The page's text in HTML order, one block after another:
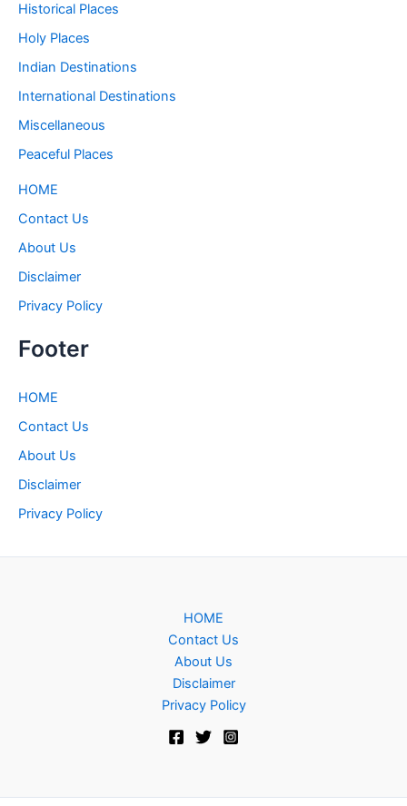
Historical Places
Holy Places
Indian Destinations
International Destinations
Miscellaneous
Peaceful Places
HOME
Contact Us
About Us
Disclaimer
Privacy Policy
Footer
HOME
Contact Us
About Us
Disclaimer
Privacy Policy
HOME
Contact Us
About Us
Disclaimer
Privacy Policy